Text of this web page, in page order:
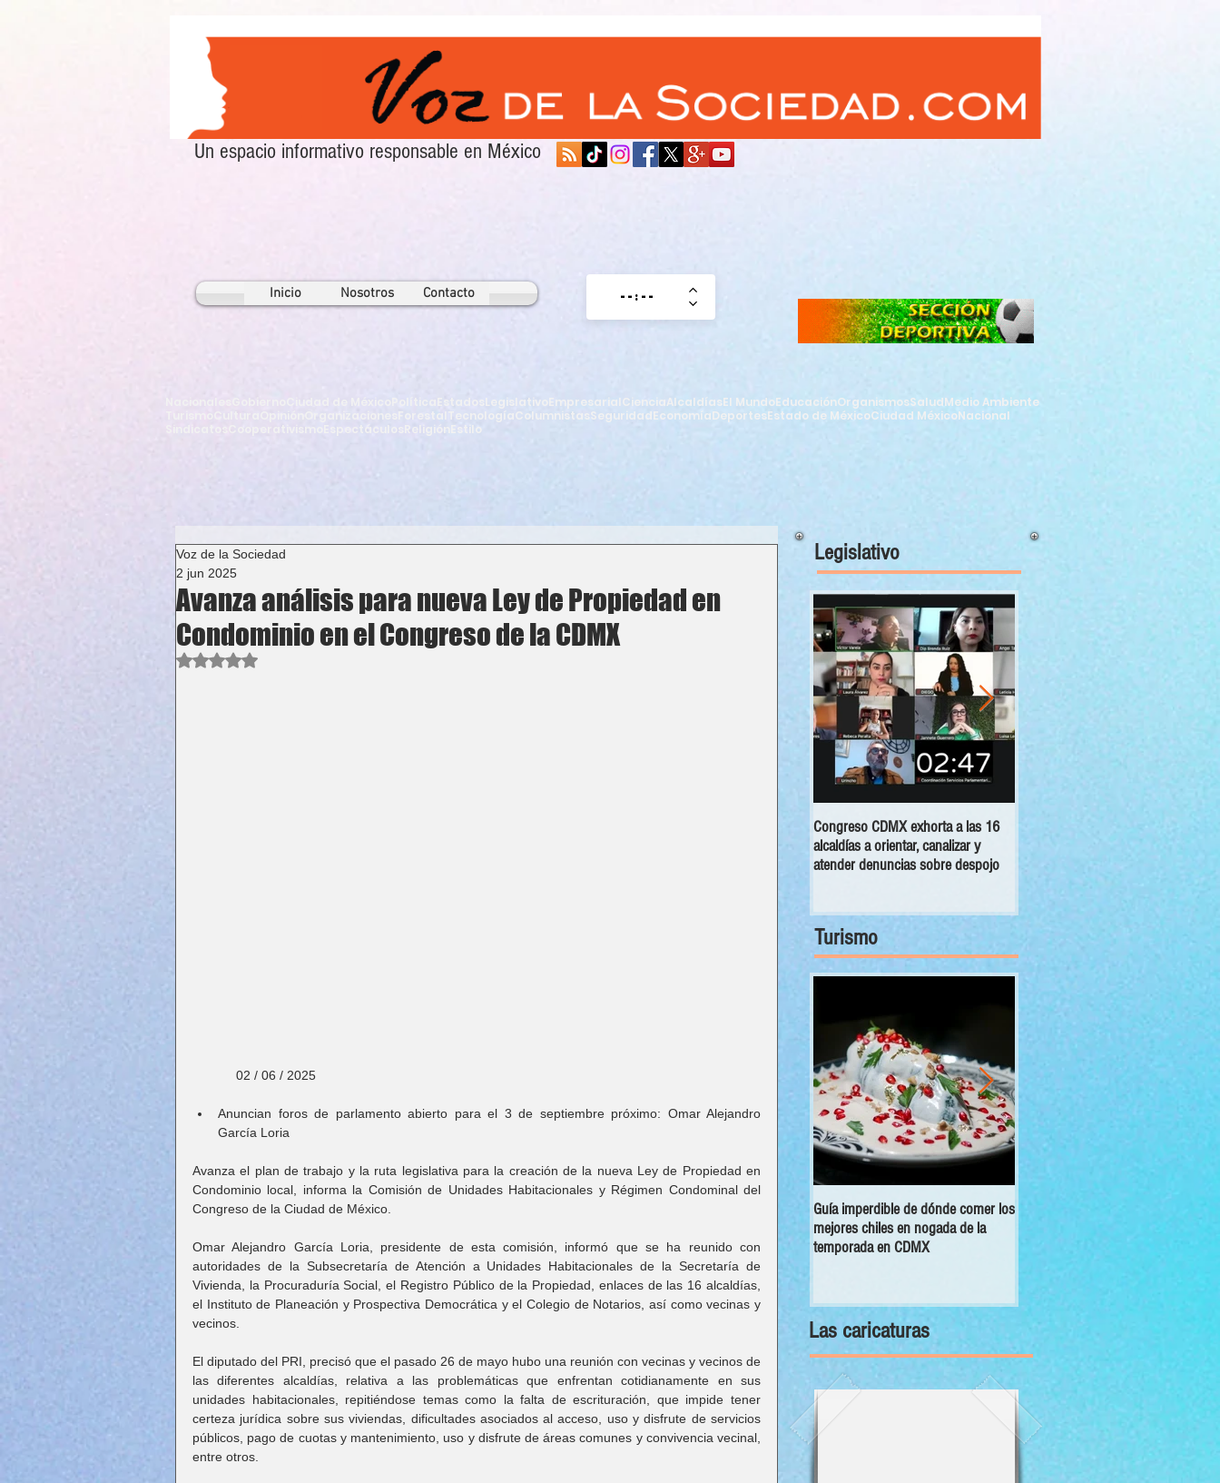
Un espacio informativo responsable en México
Inicio Nosotros Contacto
Estados Legislativo EmpresarialCienciaAlcaldíasEl MundoEducaciónOrganismosSaludMedio Ambiente
Organizaciones Forestal TecnologíaColumnistasSeguridadEconomíaDeportesEstado de MéxicoCiudad MéxicoNacional
Sindicatos
Cooperativismo Espectáculos Religión Estilo
Avanza análisis para nueva Ley de Propiedad en
Condominio en el Congreso de la CDMX
Voz de la Sociedad
2 jun 2025
Obtuvo NaN de 5 estrellas.
            02 / 06 / 2025
Anuncian foros de parlamento abierto para el 3 de septiembre próximo: Omar Alejandro
García Loria
Avanza el plan de trabajo y la ruta legislativa para la creación de la nueva Ley de Propiedad en
Condominio local, informa la Comisión de Unidades Habitacionales y Régimen Condominal del
Congreso de la Ciudad de México.
Omar Alejandro García Loria, presidente de esta comisión, informó que se ha reunido con
autoridades de la Subsecretaría de Atención a Unidades Habitacionales de la Secretaría de
Vivienda, la Procuraduría Social, el Registro Público de la Propiedad, enlaces de las 16 alcaldías,
el Instituto de Planeación y Prospectiva Democrática y el Colegio de Notarios, así como vecinas y
vecinos.
El diputado del PRI, precisó que el pasado 26 de mayo hubo una reunión con vecinas y vecinos de
las diferentes alcaldías, relativa a las problemáticas que enfrentan cotidianamente en sus
unidades habitacionales, repitiéndose temas como la falta de escrituración, que impide tener
certeza jurídica sobre sus viviendas, dificultades asociados al acceso, uso y disfrute de servicios
públicos, pago de cuotas y mantenimiento, uso y disfrute de áreas comunes y convivencia vecinal,
entre otros.
Legislativo
Congreso CDMX exhorta a las 16
alcaldías a orientar, canalizar y
atender denuncias sobre despojo
MC pide establecer reglas para
la capital tras separación de un
Turismo
Guía imperdible de dónde comer los
mejores chiles en nogada de la
temporada en CDMX
Las caricaturas